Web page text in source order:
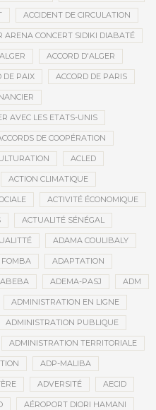
ACCIDENT DE CIRCULATION
ARENA CONCERT SIDIKI DIABATÉ
ACCORD D'ALGER
DE PAIX ACCORD DE PARIS
AVEC LES ETATS-UNIS
DE COOPÉRATION
ACLED
ACTION CLIMATIQUE
ACTIVITÉ ÉCONOMIQUE
ACTUALITÉ SÉNÉGAL
ADAMA COULIBALY
ADAPTATION
ADEMA-PASJ ADM
ADMINISTRATION EN LIGNE
ADMINISTRATION PUBLIQUE
ADMINISTRATION TERRITORIALE
ADP-MALIBA
ADVERSITÉ AECID
AÉROPORT DIORI HAMANI